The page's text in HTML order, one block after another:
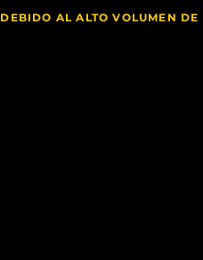
DEBIDO AL ALTO VOLUMEN